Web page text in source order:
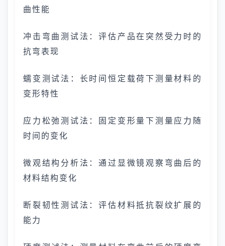
曲性能
冲击弯曲测试法：评估产品在突然受力时的
抗弯表现
蠕变测试法：长时间恒定载荷下测量材料的
变形特性
应力松弛测试法：固定变形量下测量应力随
时间的变化
微观结构分析法：通过显微镜观察弯曲后的
材料结构变化
断裂韧性测试法：评估材料抵抗裂纹扩展的
能力